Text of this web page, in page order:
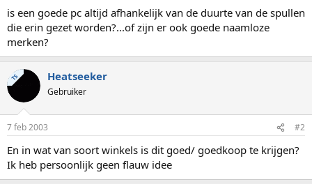
is een goede pc altijd afhankelijk van de duurte van de spullen
die erin gezet worden?...of zijn er ook goede naamloze
merken?
TS Heatseeker
Gebruiker
7 feb 2003 #2
En in wat van soort winkels is dit goed/ goedkoop te krijgen?
Ik heb persoonlijk geen flauw idee